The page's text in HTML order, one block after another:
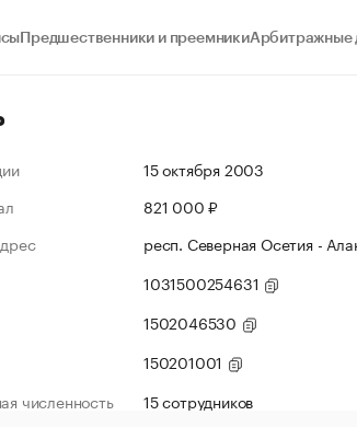
Предшественники и преемникиАрбитражные
15 октября 2003
821 000 ₽
респ. Северная Осетия -
1031500254631
1502046530
150201001
численность
15 сотрудников